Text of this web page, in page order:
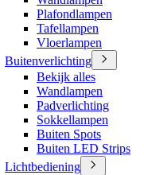
Plafondlampen
Tafellampen
Vloerlampen
Buitenverlichting
Bekijk alles
Wandlampen
Padverlichting
Sokkellampen
Buiten Spots
Buiten LED Strips
Lichtbediening